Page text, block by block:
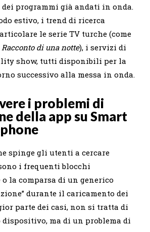
programmi già andati in onda.
estivo, i trend di ricerca
le serie TV turche (come
Racconto di una notte), i servizi di
show, tutti disponibili per la
successivo alla messa in onda.
i problemi di
della app su Smart
spinge gli utenti a cercare
i frequenti blocchi
la comparsa di un generico
durante il caricamento dei
parte dei casi, non si tratta di
ma di un problema di